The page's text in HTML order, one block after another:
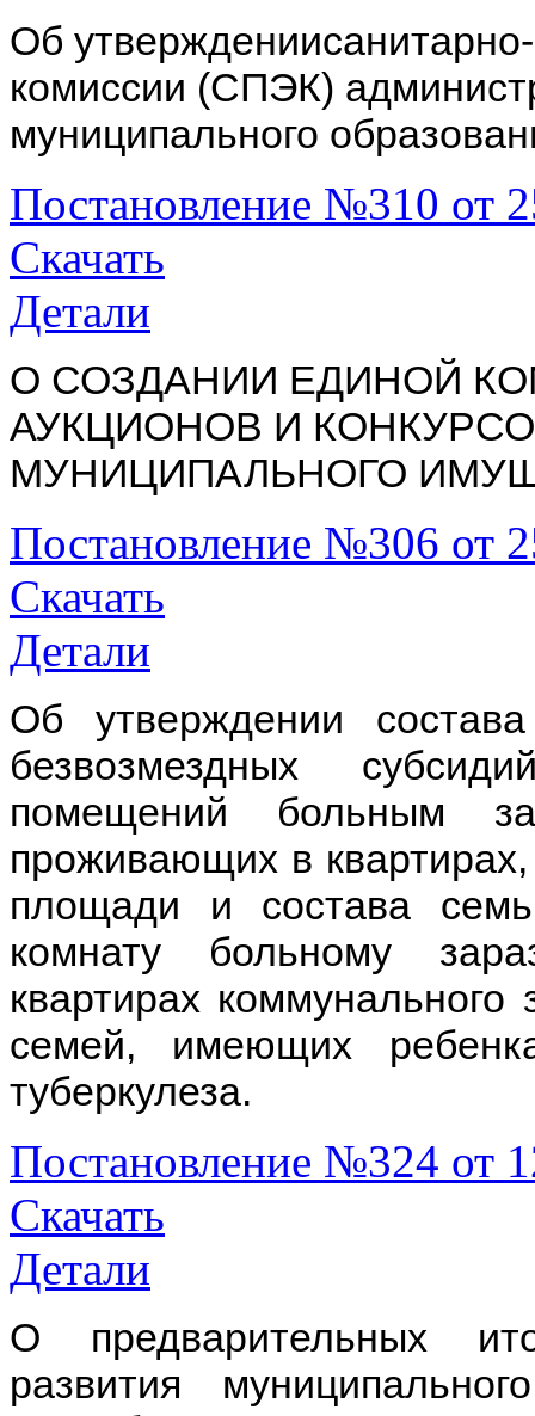
Об
комиссии (СПЭК)
муниципального
Постановление №310 от
Скачать
Детали
О СОЗДАНИИ ЕДИНОЙ
АУКЦИОНОВ И
МУНИЦИПАЛЬНОГО
Постановление №306 от
Скачать
Детали
Об утверждении
безвозмездных
помещений больным
проживающих в
площади и состава
комнату больному
квартирах
семей, имеющих
туберкулеза.
Постановление №324 от
Скачать
Детали
О предварительных
развития